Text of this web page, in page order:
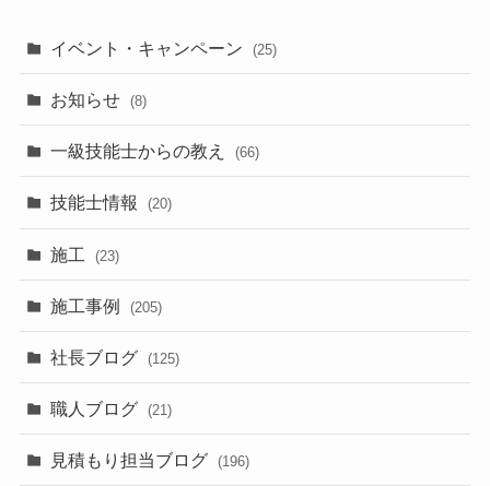
イベント・キャンペーン (25)
お知らせ (8)
一級技能士からの教え (66)
技能士情報 (20)
施工 (23)
施工事例 (205)
社長ブログ (125)
職人ブログ (21)
見積もり担当ブログ (196)